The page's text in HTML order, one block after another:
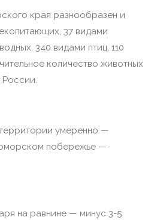
края разнообразен и
37 видами
340 видами птиц, 110
количество животных
России.
умеренно —
побережье —
на равнине — минус 3-5